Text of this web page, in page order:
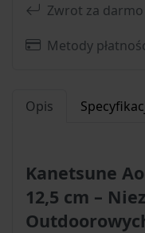
Zwrot za
Metody
Opis
Kanetsune
12,5 cm –